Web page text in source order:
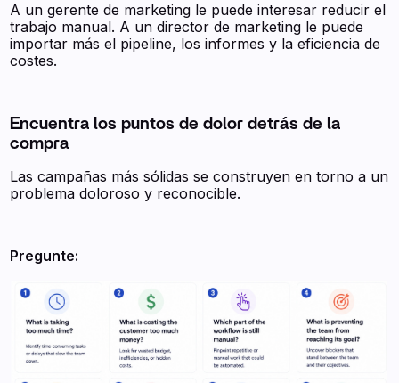
A un gerente de marketing le puede interesar reducir el
trabajo manual. A un director de marketing le puede
importar más el pipeline, los informes y la eficiencia de
costes.
Encuentra los puntos de dolor detrás de la
compra
Las campañas más sólidas se construyen en torno a un
problema doloroso y reconocible.
Pregunte: